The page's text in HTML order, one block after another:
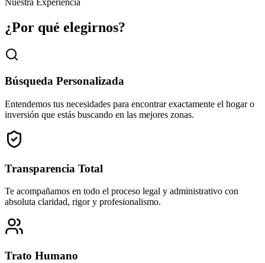
24000m²
¿Por qué elegirnos?
Búsqueda Personalizada
Entendemos tus necesidades para encontrar exactamente el hogar o
inversión que estás buscando en las mejores zonas.
Transparencia Total
Te acompañamos en todo el proceso legal y administrativo con
absoluta claridad, rigor y profesionalismo.
Trato Humano